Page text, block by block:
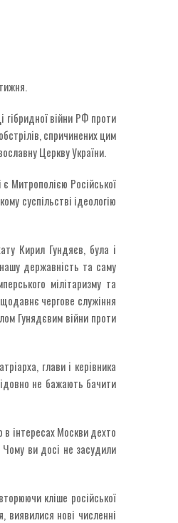
гібридної війни РФ проти
спричинених цим
Церкву України.
Митрополією Російської
суспільстві ідеологію
Кирил Гундяєв, була і
державність та саму
мілітаризму та
чергове служіння
Гунядєвим війни проти
глави і керівника
не бажають бачити
в інтересах Москви дехто
ви досі не засудили
кліше російської
нові численні